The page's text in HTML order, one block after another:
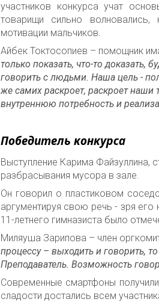
участников конкурса учат
товарищи сильно
мотивации мальчиков.
Айбек Токтосопиев – помощник
только показать, что-то
говорить с людьми. Наша цель -
же самих раскроет, раскроет
внутреннюю потребность и
Победитель конкурса
Выступление Карима Файзуллина,
разбрасывания мусора в зале.
Он говорил о пластиковом
аргументируя свою речь - зря его
11-летнего гимназиста было
Миляуша Зарипова – член
процессу – выходить и говорить,
Преподаватель. Возможность
Современные смартфоны
сладости достались всем